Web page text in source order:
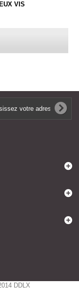
VIS
DDLX